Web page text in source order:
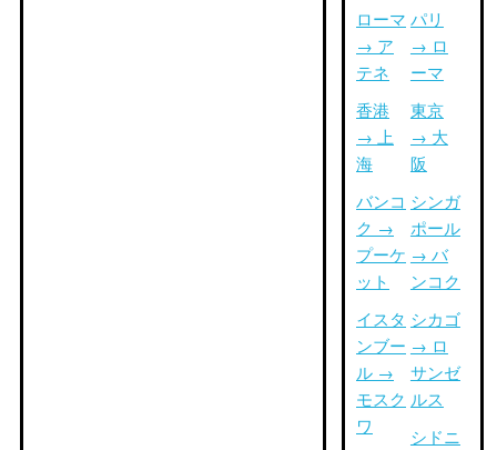
ローマ
→ ア
テネ
香港
→ 上
海
バンコ
ク →
プーケ
ット
イスタ
ンブー
ル →
モスク
ワ
パリ
→ ロ
ーマ
東京
→ 大
阪
シンガ
ポール
→ バ
ンコク
シカゴ
→ ロ
サンゼ
ルス
シドニ